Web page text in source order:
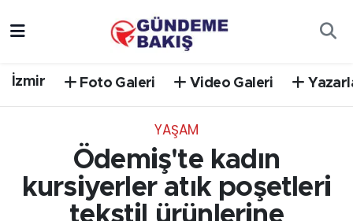
İzmir Foto Galeri Video Galeri
YAŞAM
Ödemiş'te kadın
kursiyerler atık poşetleri
tekstil ürünlerine
DÜNYA
EGE
Trafik Durumu
Süper Lig Puan Durumu ve Fikstür